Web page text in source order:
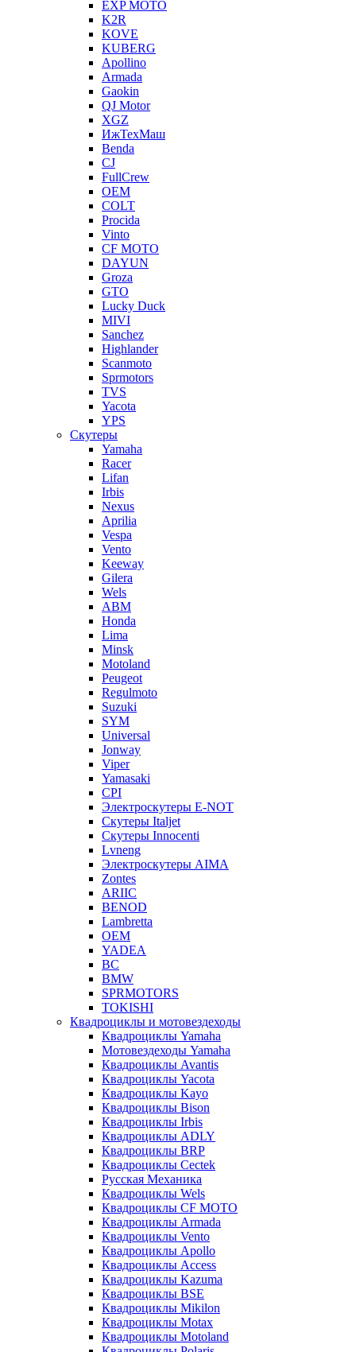
EXP MOTO
K2R
KOVE
KUBERG
Apollino
Armada
Gaokin
QJ Motor
XGZ
ИжТехМаш
Benda
CJ
FullCrew
OEM
COLT
Procida
Vinto
CF MOTO
DAYUN
Groza
GTO
Lucky Duck
MIVI
Sanchez
Highlander
Scanmoto
Sprmotors
TVS
Yacota
YPS
Скутеры
Yamaha
Racer
Lifan
Irbis
Nexus
Aprilia
Vespa
Vento
Keeway
Gilera
Wels
ABM
Honda
Lima
Minsk
Motoland
Peugeot
Regulmoto
Suzuki
SYM
Universal
Jonway
Viper
Yamasaki
CPI
Электроскутеры E-NOT
Скутеры Italjet
Скутеры Innocenti
Lvneng
Электроскутеры AIMA
Zontes
ARIIC
BENOD
Lambretta
OEM
YADEA
BC
BMW
SPRMOTORS
TOKISHI
Квадроциклы и мотовездеходы
Квадроциклы Yamaha
Мотовездеходы Yamaha
Квадроциклы Avantis
Квадроциклы Yacota
Квадроциклы Kayo
Квадроциклы Bison
Квадроциклы Irbis
Квадроциклы ADLY
Квадроциклы BRP
Квадроциклы Cectek
Русская Механика
Квадроциклы Wels
Квадроциклы CF MOTO
Квадроциклы Armada
Квадроциклы Vento
Квадроциклы Apollo
Квадроциклы Access
Квадроциклы Kazuma
Квадроциклы BSE
Квадроциклы Mikilon
Квадроциклы Motax
Квадроциклы Motoland